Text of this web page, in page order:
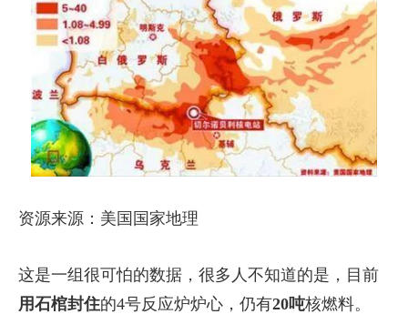
资源来源：美国国家地理
这是一组很可怕的数据，很多人不知道的是，目前
用石棺封住的4号反应炉炉心，仍有20吨核燃料。